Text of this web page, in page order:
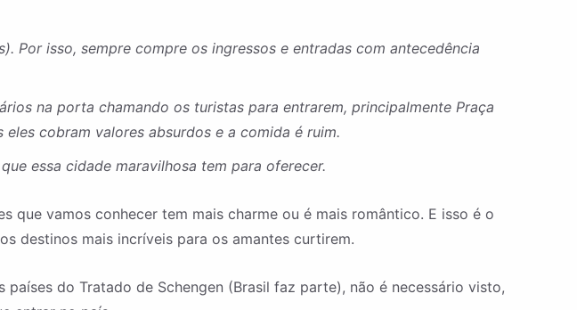
Por isso, sempre compre os ingressos e entradas com antecedência
na porta chamando os turistas para entrarem, principalmente Praça
cobram valores absurdos e a comida é ruim.
essa cidade maravilhosa tem para oferecer.
que vamos conhecer tem mais charme ou é mais romântico. E isso é o
destinos mais incríveis para os amantes curtirem.
do Tratado de Schengen (Brasil faz parte), não é necessário visto,